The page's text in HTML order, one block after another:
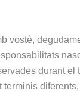
vostè,
durant el